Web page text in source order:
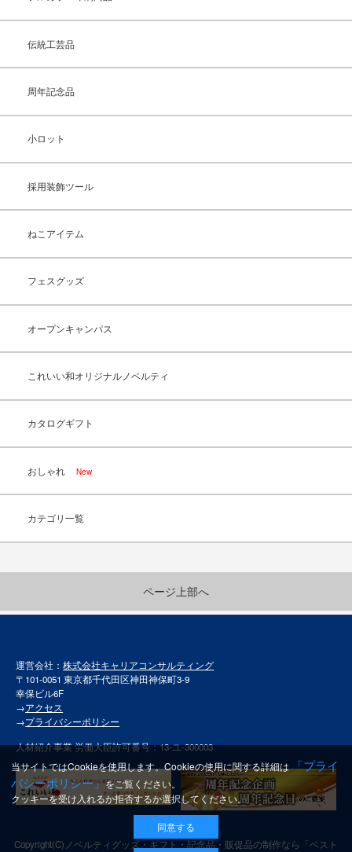
伝統工芸品
周年記念品
小ロット
採用装飾ツール
ねこアイテム
フェスグッズ
オープンキャンパス
これいい和オリジナルノベルティ
カタログギフト
おしゃれ New
カテゴリ一覧
ページ上部へ
運営会社：株式会社キャリアコンサルティング
〒101-0051 東京都千代田区神田神保町3-9
幸保ビル6F
→アクセス
→プライバシーポリシー
人材紹介事業 労働大臣許可番号：13-ユ-300003
Copyright(C) ノベルティグッズ・ギフト・記念品・販促品の制作なら「ベスト
当サイトではCookieを使用します。Cookieの使用に関する詳細は「プライ
バシーポリシー」をご覧ください。
クッキーを受け入れるか拒否するか選択してください。
同意する